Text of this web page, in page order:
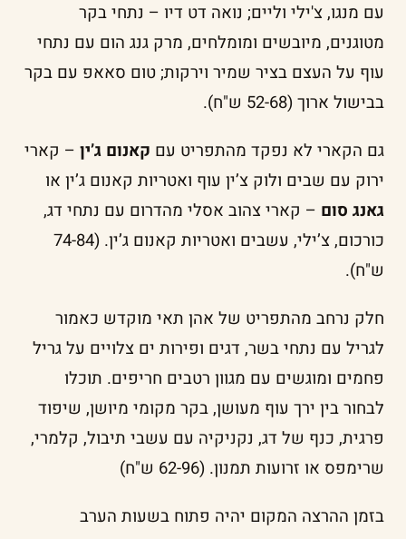
עם מנגו, צ'ילי וליים; נואה דט דיו – נתחי בקר
מטוגנים, מיובשים ומומלחים, מרק גנג הום עם נתחי
עוף על העצם בציר שמיר וירקות; טום סאאפ עם בקר
בבישול ארוך (52-68 ש"ח).
גם הקארי לא נפקד מהתפריט עם קאנום ג’ין – קארי
ירוק עם שבים ולוק צ’ין עוף ואטריות קאנום ג’ין או
גאנג סום – קארי צהוב אסלי מהדרום עם נתחי דג,
כורכום, צ’ילי, עשבים ואטריות קאנום ג’ין. (74-84
ש"ח).
חלק נרחב מהתפריט של אהן תאי מוקדש כאמור
לגריל עם נתחי בשר, דגים ופירות ים צלויים על גריל
פחמים ומוגשים עם מגוון רטבים חריפים. תוכלו
לבחור בין ירך עוף מעושן, בקר מקומי מיושן, שיפוד
פרגית, כנף של דג, נקניקיה עם עשבי תיבול, קלמרי,
שרימפס או זרועות תמנון. (62-96 ש"ח)
בזמן ההרצה המקום יהיה פתוח בשעות הערב